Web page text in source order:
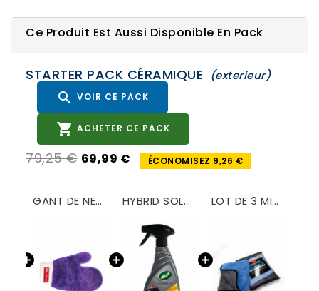
Ce Produit Est Aussi Disponible En Pack
STARTER PACK CÉRAMIQUE (exterieur)
 VOIR CE PACK
 ACHETER CE PACK
79,25 € 69,99 € ÉCONOMISEZ 9,26 €
GANT DE NETTOYAGE MICROFIBRE TWISTED LOOP – VIOLET HYBRID SOLUTIONS CERAMIC WET WAX LOT DE 3 MICROFIBRES REVERSIBLE 600GSM